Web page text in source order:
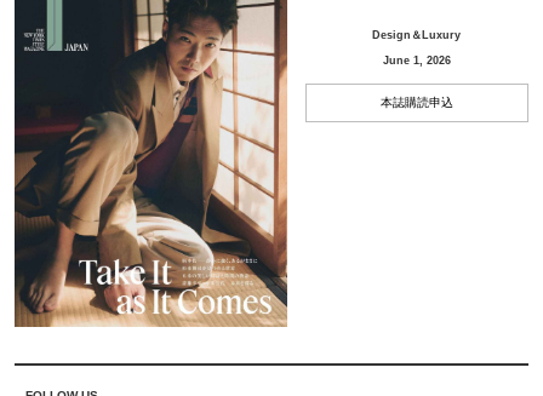
Design＆Luxury
June 1, 2026
本誌購読申込